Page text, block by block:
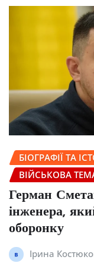
БІОГРАФІЇ ТА
ВІЙСЬКОВА
Герман
інженера,
оборонку
Ірина